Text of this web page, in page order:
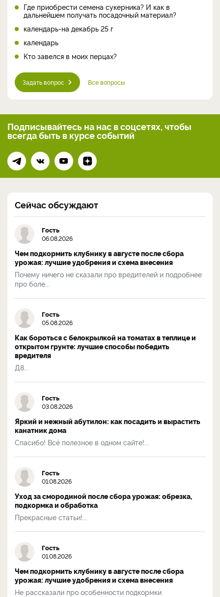
Где приобрести семена сукерника? И как в
дальнейшем получать посадочный материал?
календарь-на декабрь 25 г
календарь
Кто завелся в моих перцах?
Задать вопрос Все вопросы
Подписывайтесь на нас в соцсетях, чтобы
всегдабыть в курсе событий
Сейчас обсуждают
Гость
06.08.2026
Чем подкормить клубнику в августе после сбора
урожая: лучшие удобрения и схема внесения
Почему ничего не сказали про вредителей и подробнее
про боле...
Гость
05.08.2026
Как бороться с белокрылкой на томатах в теплице и
открытом грунте: лучшие способы победить
вредителя
Д8...
Гость
03.08.2026
Яркий и нежный абутилон: как посадить и вырастить
канатник дома
Спасибо! Всё полезное в одном сайте!...
Гость
01.08.2026
Уход за смородиной после сбора урожая: обрезка,
подкормка и обработка
Прекрасные статьи!...
Гость
01.08.2026
Чем подкормить клубнику в августе после сбора
урожая: лучшие удобрения и схема внесения
Не рассказали про особенности подкормки